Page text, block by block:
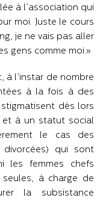
à l’association qui
moi. Juste le cours
je ne vais pas aller
gens comme moi.»
à l’instar de nombre
à la fois à des
dès lors
et à un statut social
le cas des
divorcées) qui sont
les femmes chefs
seules, à charge de
la subsistance